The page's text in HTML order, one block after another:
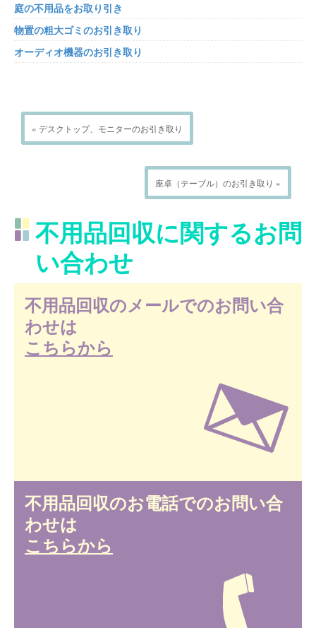
庭の不用品をお取り引き
物置の粗大ゴミのお引き取り
オーディオ機器のお引き取り
« デスクトップ、モニターのお引き取り
座卓（テーブル）のお引き取り »
不用品回収に関するお問
い合わせ
不用品回収のメールでのお問い合
わせは
こちらから
不用品回収のお電話でのお問い合
わせは
こちらから